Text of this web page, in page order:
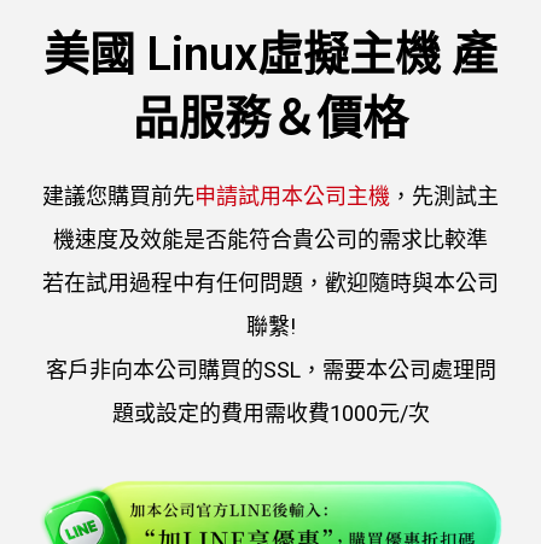
美國 Linux虛擬主機 產
品服務＆價格
建議您購買前先申請試用本公司主機 ，先測試主
機速度及效能是否能符合貴公司的需求比較準
若在試用過程中有任何問題，歡迎隨時與本公司
聯繫!
客戶非向本公司購買的SSL，需要本公司處理問
題或設定的費用需收費1000元/次